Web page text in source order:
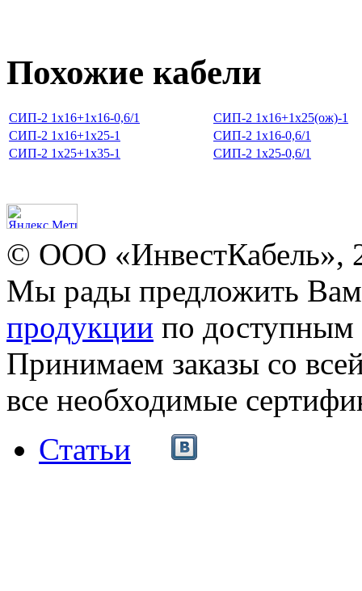
Похожие кабели
СИП-2 1х16+1х16-0,6/1
СИП-2 1х16+1х25(ож)-1
СИП-2 1х16+1х25-1
СИП-2 1х16-0,6/1
СИП-2 1х25+1х35-1
СИП-2 1х25-0,6/1
© ООО «ИнвестКабель»,
Мы рады предложить
продукции по доступным
Принимаем заказы со
все необходимые
Статьи